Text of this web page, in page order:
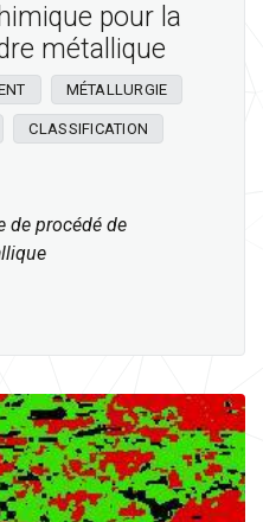
pour la
métallique
MÉTALLURGIE
CLASSIFICATION
de procédé de